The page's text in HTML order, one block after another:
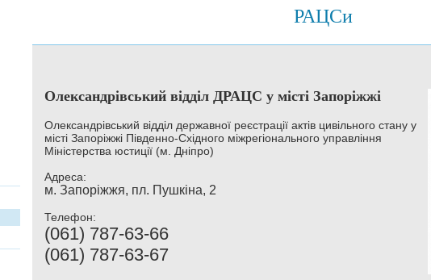
РАЦСи
Олександрівський відділ ДРАЦС у місті Запоріжжі
Олександрівський відділ державної реєстрації актів цивільного стану у
місті Запоріжжі Південно-Східного міжрегіонального управління
Міністерства юстиції (м. Дніпро)
Адреса:
м. Запоріжжя, пл. Пушкіна, 2
Телефон:
(061) 787-63-66
(061) 787-63-67